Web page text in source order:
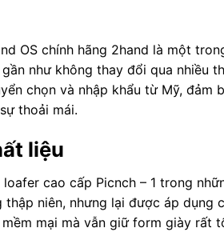
OS chính hãng 2hand là một
như không thay đổi qua nhiều
chọn và nhập khẩu từ Mỹ,
thoải mái.
liệu
cao cấp Picnch – 1 trong
thập niên, nhưng lại được áp
mại mà vẫn giữ form giày rất